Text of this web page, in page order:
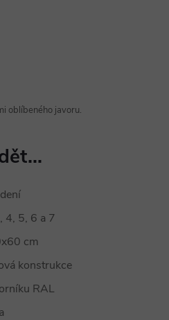
oblíbeného javoru.
4, 5, 6 a 7
cm
konstrukce
RAL